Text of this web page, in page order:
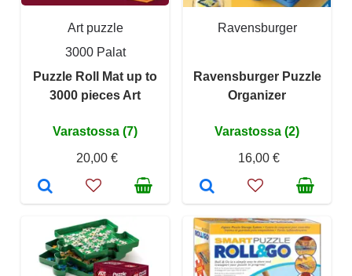
Art puzzle
3000 Palat
Puzzle Roll Mat up to
3000 pieces Art
Varastossa (7)
20,00 €
Ravensburger
Ravensburger Puzzle
Organizer
Varastossa (2)
16,00 €